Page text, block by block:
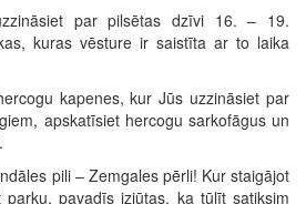
par pilsētas dzīvi 16. – 19.
kuras vēsture ir saistīta ar to laika
kapenes, kur Jūs uzzināsiet par
apskatīsiet hercogu sarkofāgus un
pili – Zemgales pērli! Kur staigājot
pavadīs izjūtas, ka tūlīt satiksim